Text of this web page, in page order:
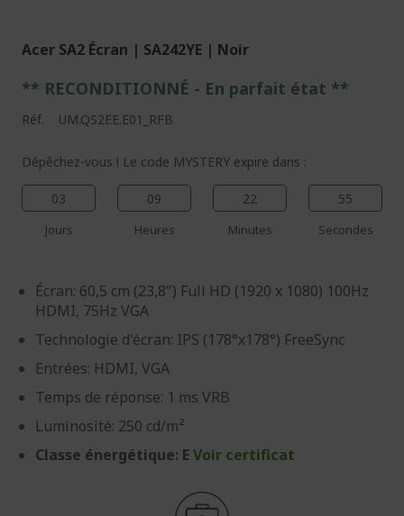
Acer SA2 Écran | SA242YE | Noir
** RECONDITIONNÉ - En parfait état **
Réf. UM.QS2EE.E01_RFB
Dépêchez-vous ! Le code MYSTERY expire dans :
03
Jours
09
Heures
22
Minutes
54
Secondes
Écran: 60,5 cm (23,8") Full HD (1920 x 1080) 100Hz
HDMI, 75Hz VGA
Technologie d'écran: IPS (178°x178°) FreeSync
Entrées: HDMI, VGA
Temps de réponse: 1 ms VRB
Luminosité: 250 cd/m²
Classe énergétique: E Voir certificat